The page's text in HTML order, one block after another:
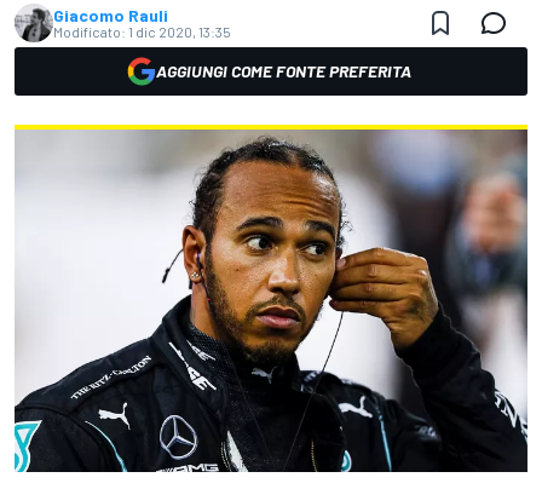
Giacomo Rauli
Modificato: 1 dic 2020, 13:35
AGGIUNGI COME FONTE PREFERITA